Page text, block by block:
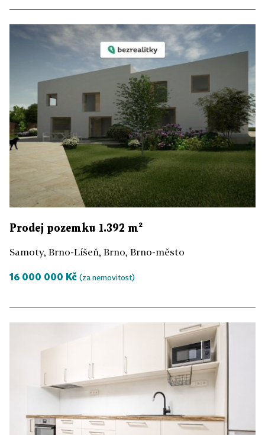
Prodej pozemku 1.392 m²
Samoty, Brno-Líšeň, Brno, Brno-město
16 000 000 Kč (za nemovitost)